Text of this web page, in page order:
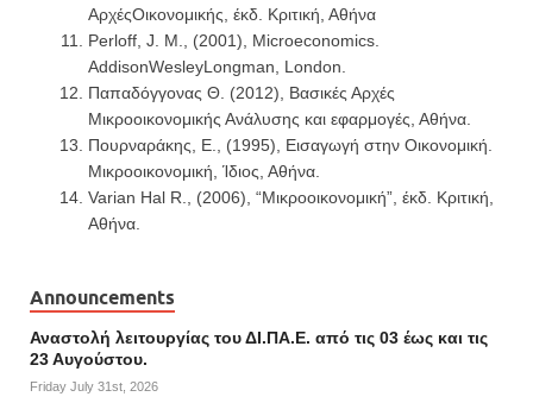
ΑρχέςΟικονομικής, έκδ. Κριτική, Αθήνα
Perloff, J. M., (2001), Microeconomics.
AddisonWesleyLongman, London.
Παπαδόγγονας Θ. (2012), Βασικές Αρχές
Μικροοικονομικής Ανάλυσης και εφαρμογές, Αθήνα.
Πουρναράκης, Ε., (1995), Εισαγωγή στην Οικονομική.
Μικροοικονομική, Ίδιος, Αθήνα.
Varian Hal R., (2006), “Μικροοικονομική”, έκδ. Κριτική,
Αθήνα.
Announcements
Αναστολή λειτουργίας του ΔΙ.ΠΑ.Ε. από τις 03 έως και τις
23 Αυγούστου.
Friday July 31st, 2026